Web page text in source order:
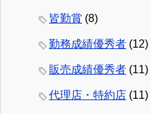
皆勤賞 (8)
勤務成績優秀者 (12)
販売成績優秀者 (11)
代理店・特約店 (11)